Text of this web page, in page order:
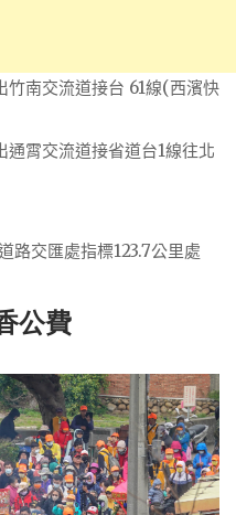
南交流道接台 61線(西濱快
霄交流道接省道台1線往北
路交匯處指標123.7公里處
公費